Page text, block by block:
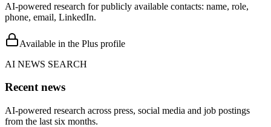
AI-powered research for publicly available contacts: name, role,
phone, email, LinkedIn.
Available in the Plus profile
AI NEWS SEARCH
Recent news
AI-powered research across press, social media and job postings
from the last six months.